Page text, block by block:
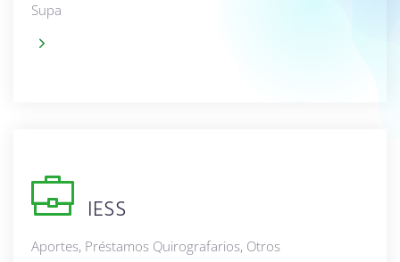
Supa
IESS
Aportes, Préstamos Quirografarios, Otros